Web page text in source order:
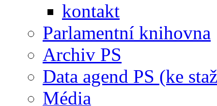
kontakt
Parlamentní knihovna
Archiv PS
Data agend PS (ke
Média